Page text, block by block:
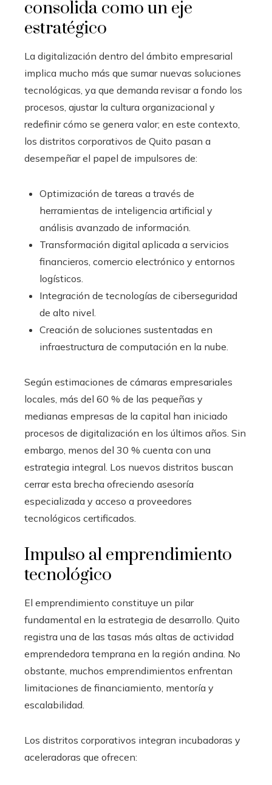
consolida como un eje
estratégico
La digitalización dentro del ámbito empresarial
implica mucho más que sumar nuevas soluciones
tecnológicas, ya que demanda revisar a fondo los
procesos, ajustar la cultura organizacional y
redefinir cómo se genera valor; en este contexto,
los distritos corporativos de Quito pasan a
desempeñar el papel de impulsores de:
Optimización de tareas a través de
herramientas de inteligencia artificial y
análisis avanzado de información.
Transformación digital aplicada a servicios
financieros, comercio electrónico y entornos
logísticos.
Integración de tecnologías de ciberseguridad
de alto nivel.
Creación de soluciones sustentadas en
infraestructura de computación en la nube.
Según estimaciones de cámaras empresariales
locales, más del 60 % de las pequeñas y
medianas empresas de la capital han iniciado
procesos de digitalización en los últimos años. Sin
embargo, menos del 30 % cuenta con una
estrategia integral. Los nuevos distritos buscan
cerrar esta brecha ofreciendo asesoría
especializada y acceso a proveedores
tecnológicos certificados.
Impulso al emprendimiento
tecnológico
El emprendimiento constituye un pilar
fundamental en la estrategia de desarrollo. Quito
registra una de las tasas más altas de actividad
emprendedora temprana en la región andina. No
obstante, muchos emprendimientos enfrentan
limitaciones de financiamiento, mentoría y
escalabilidad.
Los distritos corporativos integran incubadoras y
aceleradoras que ofrecen: